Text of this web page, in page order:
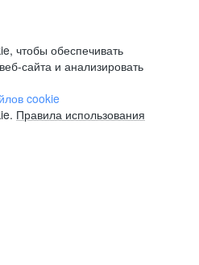
чтобы обеспечивать
сайта и анализировать
cookie
Правила использования